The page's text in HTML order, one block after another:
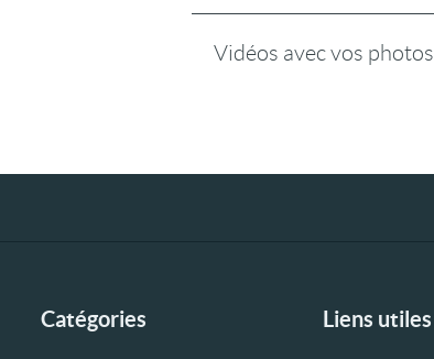
Vidéos avec vos photos
Catégories Liens utiles